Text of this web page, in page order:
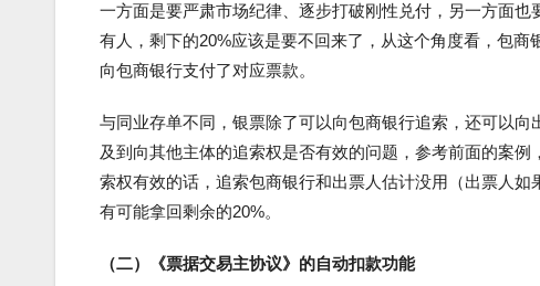
一方面是要严肃市场纪律、逐步打破刚性兑付，另一方面
有人，剩下的20%应该是要不回来了，从这个角度看，包
向包商银行支付了对应票款。
与同业存单不同，银票除了可以向包商银行追索，还可以
及到向其他主体的追索权是否有效的问题，参考前面的案
索权有效的话，追索包商银行和出票人估计没用（出票人
有可能拿回剩余的20%。
（二）《票据交易主协议》的自动扣款功能